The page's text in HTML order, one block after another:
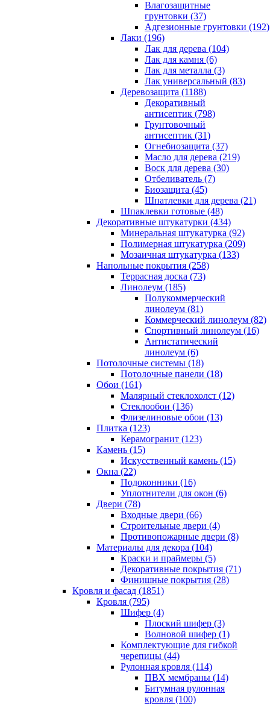
Влагозащитные
грунтовки (37)
Адгезионные грунтовки (192)
Лаки (196)
Лак для дерева (104)
Лак для камня (6)
Лак для металла (3)
Лак универсальный (83)
Деревозащита (1188)
Декоративный
антисептик (798)
Грунтовочный
антисептик (31)
Огнебиозащита (37)
Масло для дерева (219)
Воск для дерева (30)
Отбеливатель (7)
Биозащита (45)
Шпатлевки для дерева (21)
Шпаклевки готовые (48)
Декоративные штукатурки (434)
Минеральная штукатурка (92)
Полимерная штукатурка (209)
Мозаичная штукатурка (133)
Напольные покрытия (258)
Террасная доска (73)
Линолеум (185)
Полукоммерческий
линолеум (81)
Коммерческий линолеум (82)
Спортивный линолеум (16)
Антистатический
линолеум (6)
Потолочные системы (18)
Потолочные панели (18)
Обои (161)
Малярный стеклохолст (12)
Стеклообои (136)
Флизелиновые обои (13)
Плитка (123)
Керамогранит (123)
Камень (15)
Искусственный камень (15)
Окна (22)
Подоконники (16)
Уплотнители для окон (6)
Двери (78)
Входные двери (66)
Строительные двери (4)
Противопожарные двери (8)
Материалы для декора (104)
Краски и праймеры (5)
Декоративные покрытия (71)
Финишные покрытия (28)
Кровля и фасад (1851)
Кровля (795)
Шифер (4)
Плоский шифер (3)
Волновой шифер (1)
Комплектующие для гибкой
черепицы (44)
Рулонная кровля (114)
ПВХ мембраны (14)
Битумная рулонная
кровля (100)